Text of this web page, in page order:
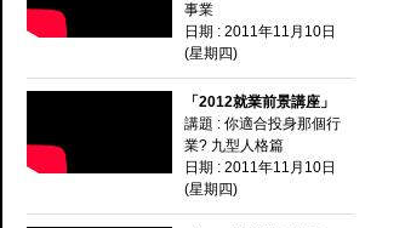
事業
日期 : 2011年11月10日
(星期四)
「2012就業前景講座」
講題 : 你適合投身那個行
業? 九型人格篇
日期 : 2011年11月10日
(星期四)